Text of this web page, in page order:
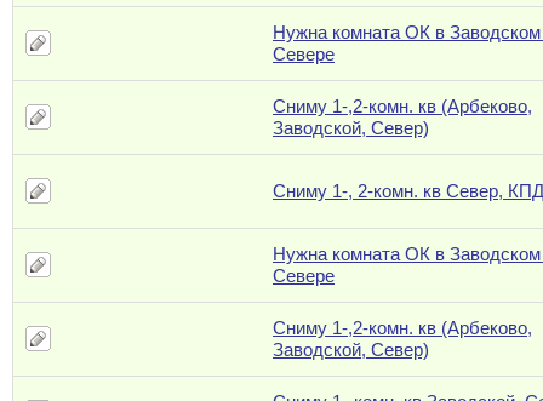
Нужна комната ОК в
Севере
Сниму 1-,2-комн. кв (Арбеково,
Заводской, Север)
Сниму 1-, 2-комн. кв Север, КПД
Нужна комната ОК в
Севере
Сниму 1-,2-комн. кв (Арбеково,
Заводской, Север)